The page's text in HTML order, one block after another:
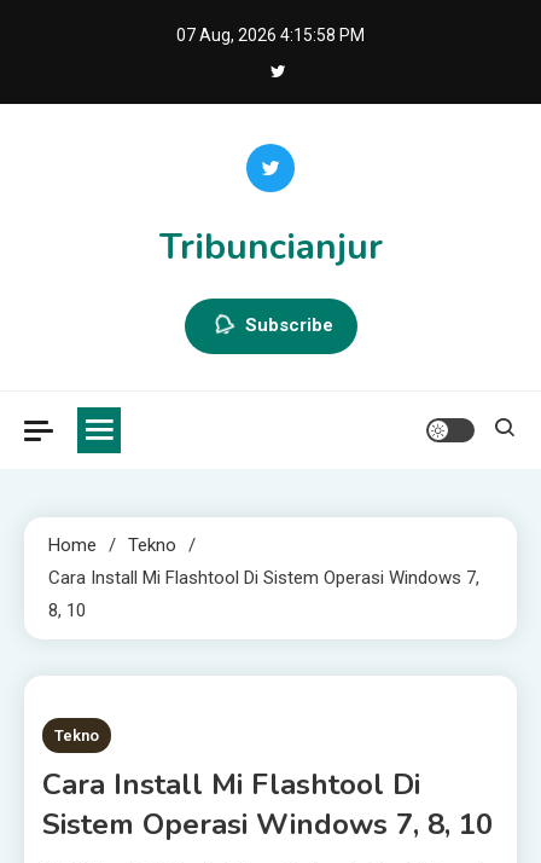
07 Aug, 2026 4:15:58 PM
Tribuncianjur
Subscribe
Home
Tekno
Cara Install Mi Flashtool Di Sistem Operasi Windows 7,
8, 10
2 MINS READ
Tekno
Cara Install Mi Flashtool Di
Sistem Operasi Windows 7, 8, 10